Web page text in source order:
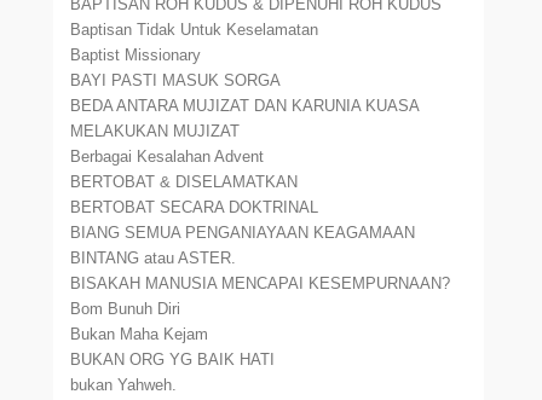
BAPTISAN ROH KUDUS & DIPENUHI ROH KUDUS
Baptisan Tidak Untuk Keselamatan
Baptist Missionary
BAYI PASTI MASUK SORGA
BEDA ANTARA MUJIZAT DAN KARUNIA KUASA
MELAKUKAN MUJIZAT
Berbagai Kesalahan Advent
BERTOBAT & DISELAMATKAN
BERTOBAT SECARA DOKTRINAL
BIANG SEMUA PENGANIAYAAN KEAGAMAAN
BINTANG atau ASTER.
BISAKAH MANUSIA MENCAPAI KESEMPURNAAN?
Bom Bunuh Diri
Bukan Maha Kejam
BUKAN ORG YG BAIK HATI
bukan Yahweh.